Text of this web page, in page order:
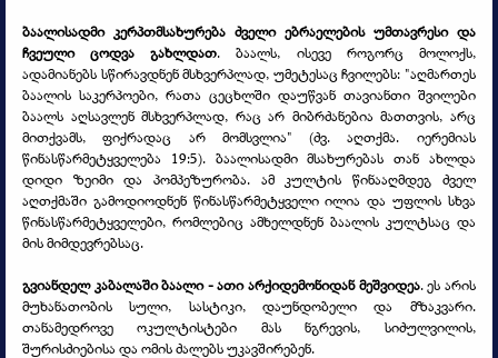
ბაალისადმი კერპთმსახურება ძველი ებრაელების უმთავრესი და
ჩვეული ცოდვა გახლდათ. ბაალს, ისევე როგორც მოლოქს,
ადამიანებს სწირავდნენ მსხვერპლად, უმეტესაც ჩვილებს: "აღმართეს
ბაალის საკერპოები, რათა ცეცხლში დაუწვან თავიანთი შვილები
ბაალს აღსავლენ მსხვერპლად, რაც არ მიბრძანებია მათთვის, არც
მითქვამს, ფიქრადაც არ მომსვლია" (ძვ. აღთქმა. იერემიას
წინასწარმეტყველება 19:5). ბაალისადმი მსახურებას თან ახლდა
დიდი ზეიმი და პომპეზურობა. ამ კულტის წინააღმდეგ ძველ
აღთქმაში გამოდიოდნენ წინასწარმეტყველი ილია და უფლის სხვა
წინასწარმეტყველები, რომლებიც ამხელდნენ ბაალის კულტსაც და
მის მიმდევრებსაც.
გვიანდელ კაბალაში ბაალი -ათი არქიდემონიდან მეშვიდეა. ეს არის
მუხანათობის სული, სასტიკი, დაუნდობელი და მზაკვარი.
თანამედროვე ოკულტისტები მას ნგრევის, სიძულვილის,
შურისძიებისა და ომის ძალებს უკავშირებენ.